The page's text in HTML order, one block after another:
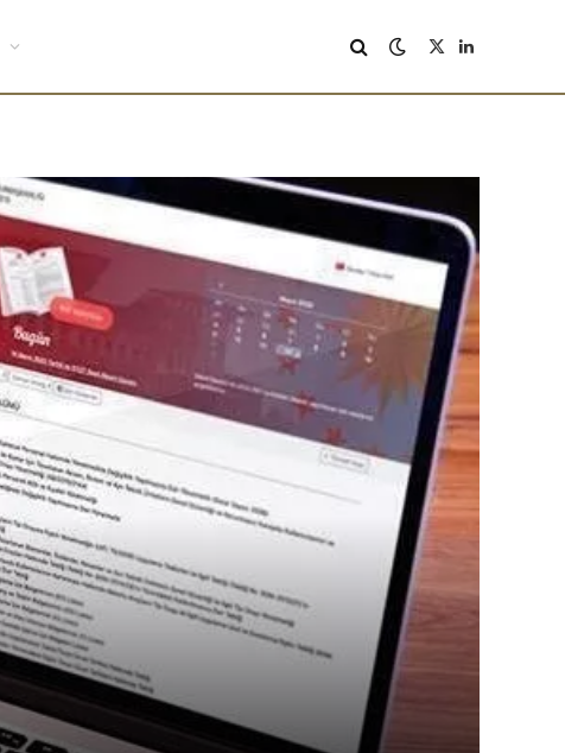
X
LinkedIn